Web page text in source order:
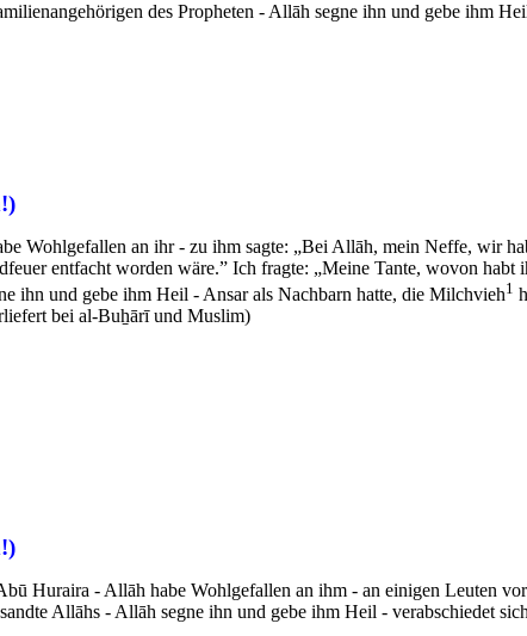
des Propheten - Allāh segne ihn und gebe ihm
Wohlgefallen an ihr - zu ihm sagte: „Bei Allāh, mein Neffe, wir
entfacht worden wäre.” Ich fragte: „Meine Tante, wovon habt
ihn und gebe ihm Heil - Ansar als Nachbarn hatte, die Milchvieh1
bei al-Buẖārī und Muslim)
Huraira - Allāh habe Wohlgefallen an ihm - an einigen Leuten
Allāhs - Allāh segne ihn und gebe ihm Heil - verabschiedet